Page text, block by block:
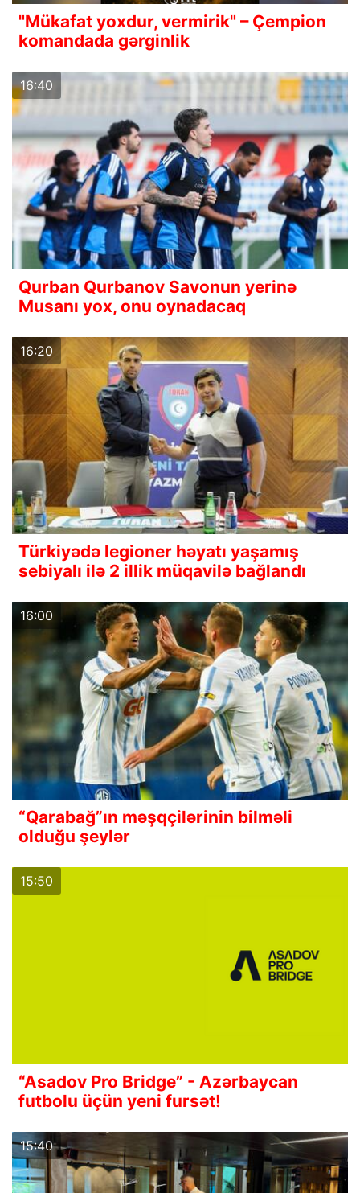
"Mükafat yoxdur, vermirik" – Çempion
komandada gərginlik
16:40
Qurban Qurbanov Savonun yerinə
Musanı yox, onu oynadacaq
16:20
Türkiyədə legioner həyatı yaşamış
sebiyalı ilə 2 illik müqavilə bağlandı
16:00
“Qarabağ”ın məşqçilərinin bilməli
olduğu şeylər
15:50
“Asadov Pro Bridge” - Azərbaycan
futbolu üçün yeni fursət!
15:40